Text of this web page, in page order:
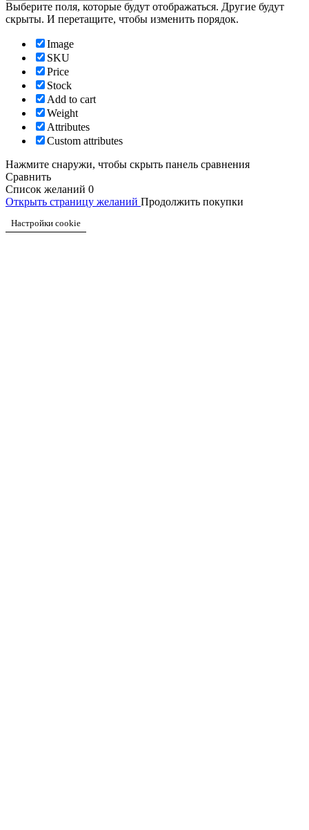
Выберите поля, которые будут отображаться. Другие будут
скрыты. И перетащите, чтобы изменить порядок.
Image
SKU
Price
Stock
Add to cart
Weight
Attributes
Custom attributes
Нажмите снаружи, чтобы скрыть панель сравнения
Сравнить
Список желаний 0
Открыть страницу желаний Продолжить покупки
Настройки cookie